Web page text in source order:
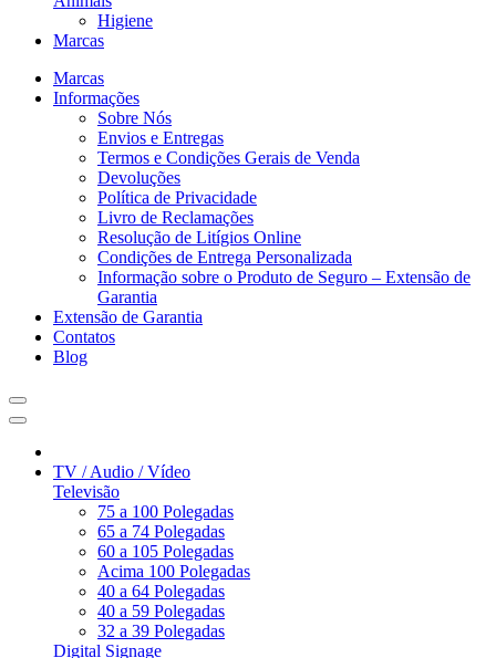
Higiene
Marcas
Marcas
Informações
Sobre Nós
Envios e Entregas
Termos e Condições Gerais de Venda
Devoluções
Política de Privacidade
Livro de Reclamações
Resolução de Litígios Online
Condições de Entrega Personalizada
Informação sobre o Produto de Seguro – Extensão de
Garantia
Extensão de Garantia
Contatos
Blog
TV / Audio / Vídeo
Televisão
75 a 100 Polegadas
65 a 74 Polegadas
60 a 105 Polegadas
Acima 100 Polegadas
40 a 64 Polegadas
40 a 59 Polegadas
32 a 39 Polegadas
Digital Signage